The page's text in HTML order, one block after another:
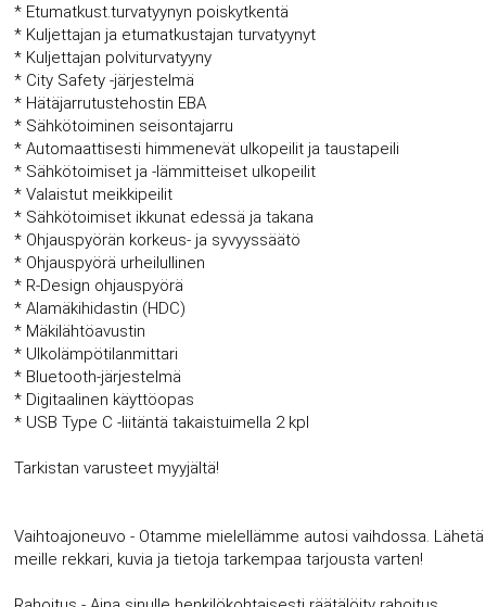
* Etumatkust.turvatyynyn poiskytkentä
* Kuljettajan ja etumatkustajan turvatyynyt
* Kuljettajan polviturvatyyny
* City Safety -järjestelmä
* Hätäjarrutustehostin EBA
* Sähkötoiminen seisontajarru
* Automaattisesti himmenevät ulkopeilit ja taustapeili
* Sähkötoimiset ja -lämmitteiset ulkopeilit
* Valaistut meikkipeilit
* Sähkötoimiset ikkunat edessä ja takana
* Ohjauspyörän korkeus- ja syvyyssäätö
* Ohjauspyörä urheilullinen
* R-Design ohjauspyörä
* Alamäkihidastin (HDC)
* Mäkilähtöavustin
* Ulkolämpötilanmittari
* Bluetooth-järjestelmä
* Digitaalinen käyttöopas
* USB Type C -liitäntä takaistuimella 2 kpl
Tarkistan varusteet myyjältä!
Vaihtoajoneuvo - Otamme mielellämme autosi vaihdossa. Lähetä
meille rekkari, kuvia ja tietoja tarkempaa tarjousta varten!